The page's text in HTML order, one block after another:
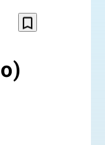
bookmark_border